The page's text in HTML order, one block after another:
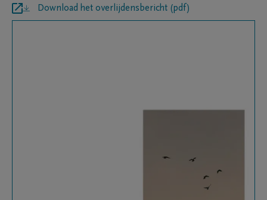
Download het overlijdensbericht (pdf)